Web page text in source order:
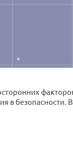
в безопасности.